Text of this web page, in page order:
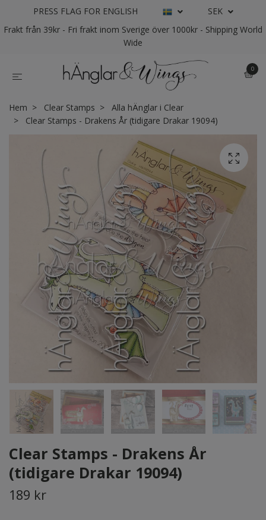
PRESS FLAG FOR ENGLISH
SEK
Frakt från 39kr - Fri frakt inom Sverige över 1000kr - Shipping World
Wide
0
Hem Clear Stamps
Alla hÄnglar i Clear
Clear Stamps - Drakens År (tidigare Drakar 19094)
Clear Stamps - Drakens År
(tidigare Drakar 19094)
189 kr